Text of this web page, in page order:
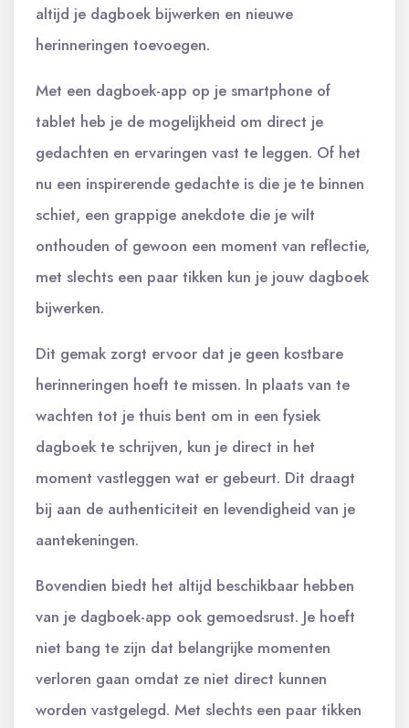
altijd je dagboek bijwerken en nieuwe
herinneringen toevoegen.
Met een dagboek-app op je smartphone of
tablet heb je de mogelijkheid om direct je
gedachten en ervaringen vast te leggen. Of het
nu een inspirerende gedachte is die je te binnen
schiet, een grappige anekdote die je wilt
onthouden of gewoon een moment van reflectie,
met slechts een paar tikken kun je jouw dagboek
bijwerken.
Dit gemak zorgt ervoor dat je geen kostbare
herinneringen hoeft te missen. In plaats van te
wachten tot je thuis bent om in een fysiek
dagboek te schrijven, kun je direct in het
moment vastleggen wat er gebeurt. Dit draagt
bij aan de authenticiteit en levendigheid van je
aantekeningen.
Bovendien biedt het altijd beschikbaar hebben
van je dagboek-app ook gemoedsrust. Je hoeft
niet bang te zijn dat belangrijke momenten
verloren gaan omdat ze niet direct kunnen
worden vastgelegd. Met slechts een paar tikken